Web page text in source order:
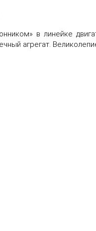
в линейке
агрегат.